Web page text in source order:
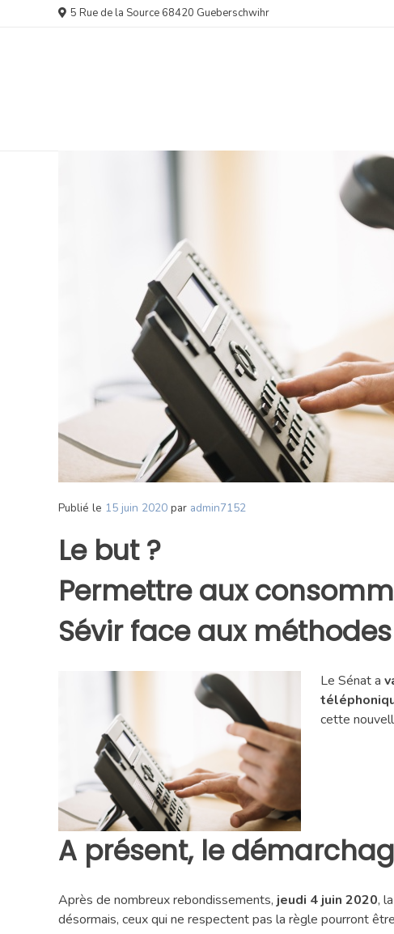
5 Rue de la Source 68420 Gueberschwihr
Publié le 15 juin 2020 par admin7152
Le but ?
Permettre aux
Sévir face aux
Le Sénat a
cette
A présent, le
Après de nombreux rebondissements, jeudi 4 juin 2020,
désormais, ceux qui ne respectent pas la règle pourront